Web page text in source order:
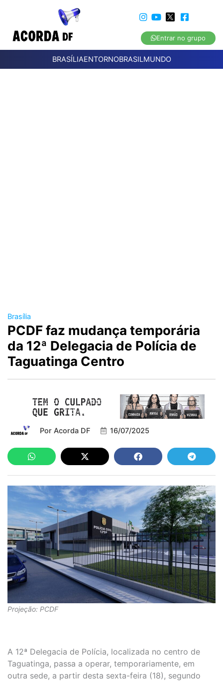
Entrar no grupo
BRASÍLIAENTORNOBRASILMUNDO
Brasília
PCDF faz mudança temporária
da 12ª Delegacia de Polícia de
Taguatinga Centro
Por Acorda DF 16/07/2025
Projeção: PCDF
A 12ª Delegacia de Polícia, localizada no centro de
Taguatinga, passa a operar, temporariamente, em
outra sede, a partir desta sexta-feira (18), segundo